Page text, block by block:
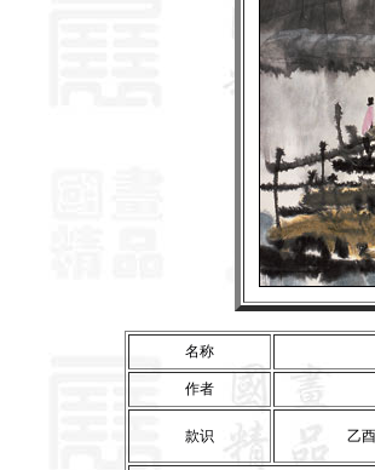
名称
作者
款识 乙